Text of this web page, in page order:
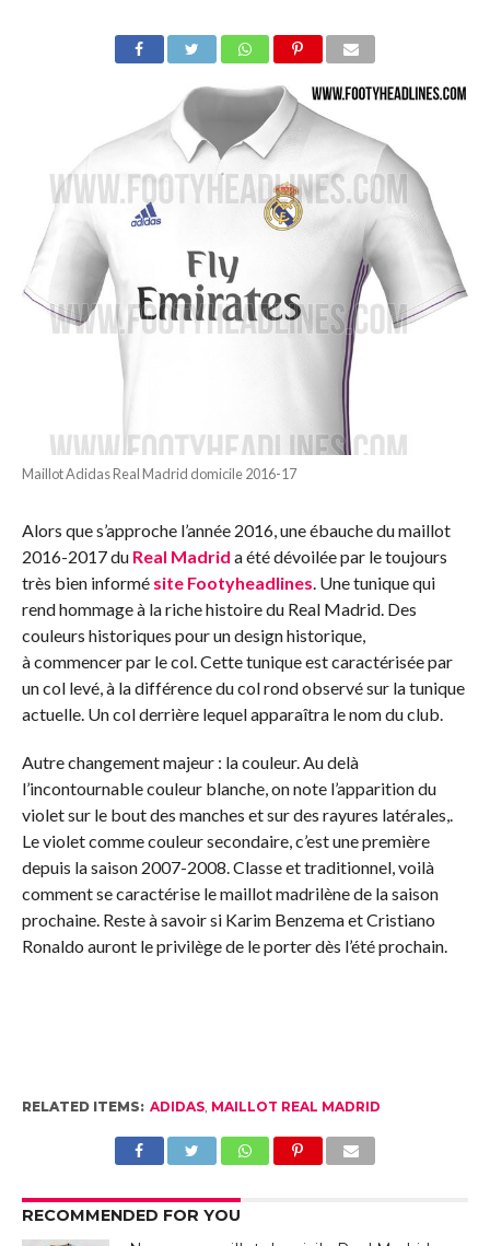
Maillot Adidas Real Madrid domicile 2016-17
Alors que s’approche l’année 2016, une ébauche du maillot
2016-2017 du Real Madrid a été dévoilée par le toujours
très bien informé site Footyheadlines . Une tunique qui
rend hommage à la riche histoire du Real Madrid. Des
couleurs historiques pour un design historique,
à commencer par le col. Cette tunique est caractérisée par
un col levé, à la différence du col rond observé sur la tunique
actuelle. Un col derrière lequel apparaîtra le nom du club.
Autre changement majeur : la couleur. Au delà
l’incontournable couleur blanche, on note l’apparition du
violet sur le bout des manches et sur des rayures latérales,.
Le violet comme couleur secondaire, c’est une première
depuis la saison 2007-2008. Classe et traditionnel, voilà
comment se caractérise le maillot madrilène de la saison
prochaine. Reste à savoir si Karim Benzema et Cristiano
Ronaldo auront le privilège de le porter dès l’été prochain.
RELATED ITEMS: ADIDAS, MAILLOT REAL MADRID
RECOMMENDED FOR YOU